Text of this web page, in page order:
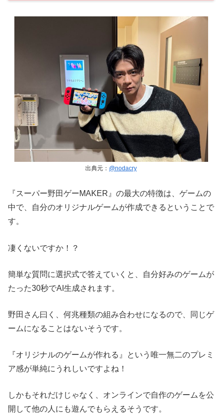
出典元： @nodacry
『スーパー野田ゲーMAKER』の最大の特徴は、ゲームの
中で、自分のオリジナルゲームが作成できるということで
す。
凄くないですか！？
簡単な質問に選択式で答えていくと、自分好みのゲームが
たった30秒でAI生成されます。
野田さん曰く、何兆種類の組み合わせになるので、同じゲ
ームになることはないそうです。
『オリジナルのゲームが作れる』という唯一無二のプレミ
ア感が単純にうれしいですよね！
しかもそれだけじゃなく、オンラインで自作のゲームを公
開して他の人にも遊んでもらえるそうです。